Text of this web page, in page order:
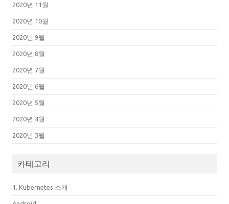
2020년 11월
2020년 10월
2020년 9월
2020년 8월
2020년 7월
2020년 6월
2020년 5월
2020년 4월
2020년 3월
카테고리
1. Kubernetes 소개